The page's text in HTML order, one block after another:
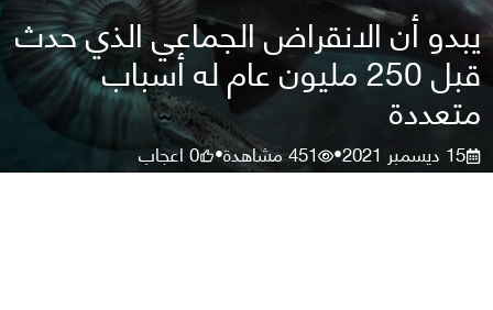
يبدو أن الانقراض الجماعي الذي حدث
قبل 250 مليون عام له أسباب
متعددة
15 ديسمبر 2021 •
451مشاهدة•
0اعجاب